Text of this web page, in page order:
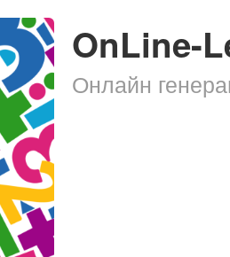
OnLine-
Онлайн